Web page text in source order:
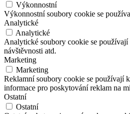
Výkonnostní
Výkonnostní soubory cookie se
Analytické
Analytické
Analytické soubory cookie se
návštěvnosti atd.
Marketing
Marketing
Reklamní soubory cookie se používají
informace pro poskytování reklam na
Ostatní
Ostatní